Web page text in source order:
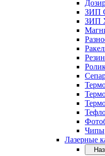
ЗИП
ЗИП
Чипы
Лазерные